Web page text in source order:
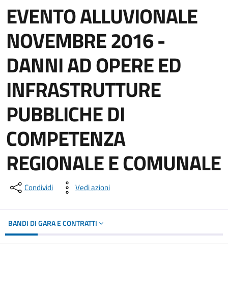
EVENTO ALLUVIONALE
NOVEMBRE 2016 -
DANNI AD OPERE ED
INFRASTRUTTURE
PUBBLICHE DI
COMPETENZA
REGIONALE E COMUNALE
Condividi Vedi azioni
BANDI DI GARA E CONTRATTI